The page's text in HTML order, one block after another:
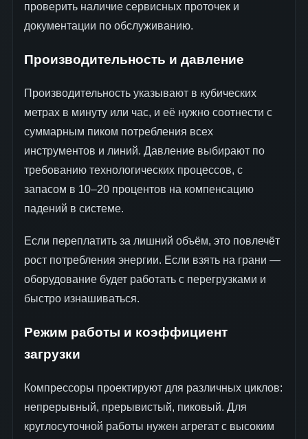
проверить наличие сервисных проточек и
документации по обслуживанию.
Производительность и давление
Производительность указывают в кубических
метрах в минуту или час, и её нужно соотнести с
суммарным пиком потребления всех
инструментов и линий. Давление выбирают по
требованию технологических процессов, с
запасом в 10–20 процентов на компенсацию
падений в системе.
Если переплатить за лишний объём, это повлечёт
рост потребления энергии. Если взять на грани —
оборудование будет работать с перегрузками и
быстро изнашиваться.
Режим работы и коэффициент
загрузки
Компрессоры проектируют для различных циклов:
непрерывный, прерывистый, пиковый. Для
круглосуточной работы нужен агрегат с высоким